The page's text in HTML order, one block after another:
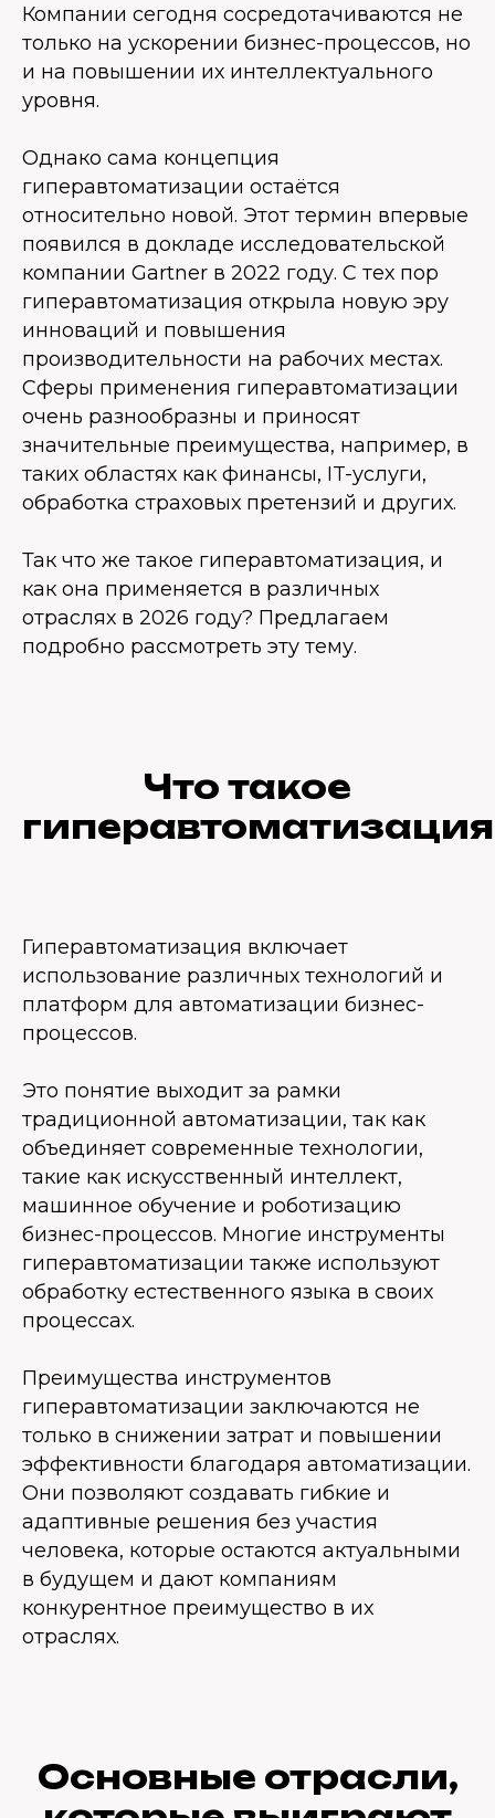
Компании сегодня сосредотачиваются не
только на ускорении бизнес-процессов, но
и на повышении их интеллектуального
уровня.
Однако сама концепция
гиперавтоматизации остаётся
относительно новой. Этот термин впервые
появился в докладе исследовательской
компании Gartner в 2022 году. С тех пор
гиперавтоматизация открыла новую эру
инноваций и повышения
производительности на рабочих местах.
Сферы применения гиперавтоматизации
очень разнообразны и приносят
значительные преимущества, например, в
таких областях как финансы, IT-услуги,
обработка страховых претензий и других.
Так что же такое гиперавтоматизация, и
как она применяется в различных
отраслях в 2026 году? Предлагаем
подробно рассмотреть эту тему.
Что такое
Гиперавтоматизация включает
использование различных технологий и
платформ для автоматизации бизнес-
процессов.
Это понятие выходит за рамки
традиционной автоматизации, так как
объединяет современные технологии,
такие как искусственный интеллект,
машинное обучение и роботизацию
бизнес-процессов. Многие инструменты
гиперавтоматизации также используют
обработку естественного языка в своих
процессах.
Преимущества инструментов
гиперавтоматизации заключаются не
только в снижении затрат и повышении
эффективности благодаря автоматизации.
Они позволяют создавать гибкие и
адаптивные решения без участия
человека, которые остаются актуальными
в будущем и дают компаниям
конкурентное преимущество в их
отраслях.
Основные отрасли,